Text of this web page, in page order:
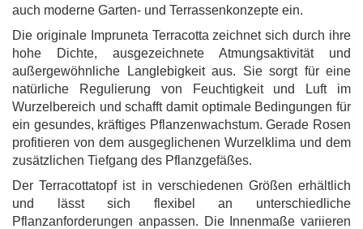
auch moderne Garten- und Terrassenkonzepte ein.
Die originale Impruneta Terracotta zeichnet sich durch ihre
hohe Dichte, ausgezeichnete Atmungsaktivität und
außergewöhnliche Langlebigkeit aus. Sie sorgt für eine
natürliche Regulierung von Feuchtigkeit und Luft im
Wurzelbereich und schafft damit optimale Bedingungen für
ein gesundes, kräftiges Pflanzenwachstum. Gerade Rosen
profitieren von dem ausgeglichenen Wurzelklima und dem
zusätzlichen Tiefgang des Pflanzgefäßes.
Der Terracottatopf ist in verschiedenen Größen erhältlich
und lässt sich flexibel an unterschiedliche
Pflanzanforderungen anpassen. Die Innenmaße variieren